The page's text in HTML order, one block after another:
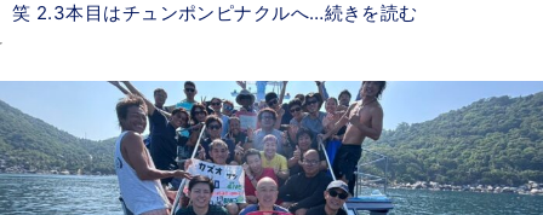
笑 2.3本目はチュンポンピナクルへ…続きを読む